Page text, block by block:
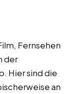
Fernsehen
der
Hier sind die
an